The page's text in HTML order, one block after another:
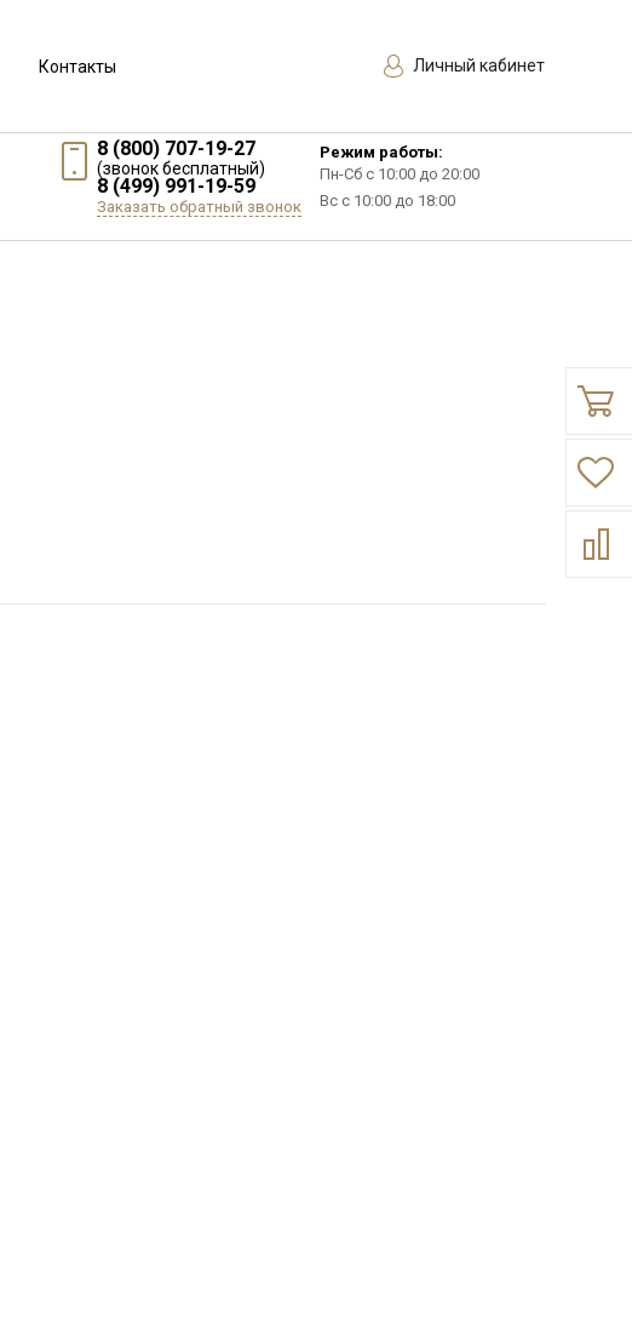
Контакты Личный кабинет
8 (800) 707-19-27
(звонок бесплатный)
8 (499) 991-19-59
Заказать обратный звонок
Режим работы:
Пн-Сб с 10:00 до 20:00
Вс с 10:00 до 18:00